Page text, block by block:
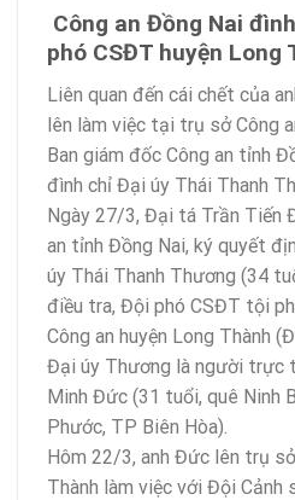
Công an Đồng Nai
phó CSĐT huyện Long
Liên quan đến cái chết của
lên làm việc tại trụ sở Công
Ban giám đốc Công an tỉnh
đình chỉ Đại úy Thái Thanh
Ngày 27/3, Đại tá Trần Tiến
an tỉnh Đồng Nai, ký quyết
úy Thái Thanh Thương (34
điều tra, Đội phó CSĐT tội
Công an huyện Long Thành
Đại úy Thương là người trực
Minh Đức (31 tuổi, quê Ninh
Phước, TP Biên Hòa).
Hôm 22/3, anh Đức lên trụ
Thành làm việc với Đội